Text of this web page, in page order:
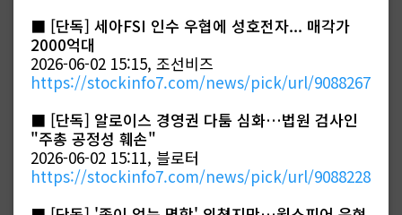
■ [단독] 세아FSI 인수 우협에 성호전자... 매각가
2000억대
2026-06-02 15:15, 조선비즈
https://stockinfo7.com/news/pick/url/9088267
■ ​[단독] 알로이스 경영권 다툼 심화…법원 검사인
"주총 공정성 훼손"
2026-06-02 15:11, 블로터
https://stockinfo7.com/news/pick/url/9088228